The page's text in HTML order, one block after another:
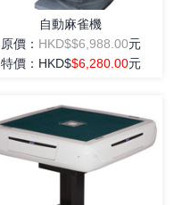
自動麻雀機
原價： HKD$$6,988.00元
特價：HKD$$6,280.00元